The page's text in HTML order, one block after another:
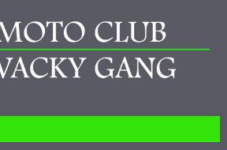
Salta al contenuto